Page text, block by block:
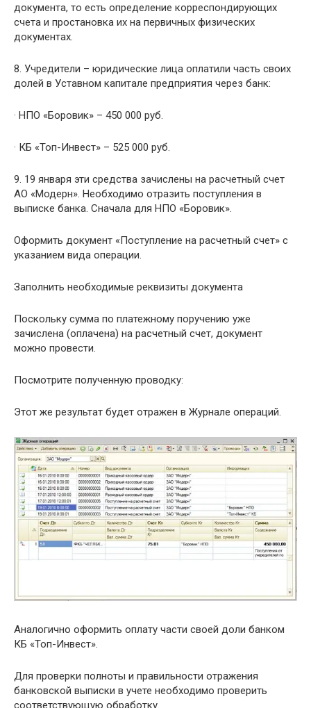
документа, то есть определение корреспондирующих
счета и простановка их на первичных физических
документах.
8. Учредители – юридические лица оплатили часть своих
долей в Уставном капитале предприятия через банк:
· НПО «Боровик» – 450 000 руб.
· КБ «Топ-Инвест» – 525 000 руб.
9. 19 января эти средства зачислены на расчетный счет
АО «Модерн». Необходимо отразить поступления в
выписке банка. Сначала для НПО «Боровик».
Оформить документ «Поступление на расчетный счет» с
указанием вида операции.
Заполнить необходимые реквизиты документа
Поскольку сумма по платежному поручению уже
зачислена (оплачена) на расчетный счет, документ
можно провести.
Посмотрите полученную проводку:
Этот же результат будет отражен в Журнале операций.
Аналогично оформить оплату части своей доли банком
КБ «Топ-Инвест».
Для проверки полноты и правильности отражения
банковской выписки в учете необходимо проверить
соответствующую обработку.